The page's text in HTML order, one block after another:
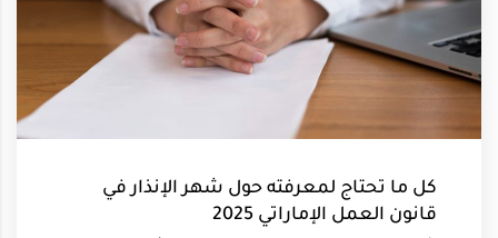
كل ما تحتاج لمعرفته حول شهر الإنذار في
قانون العمل الإماراتي 2025